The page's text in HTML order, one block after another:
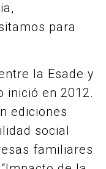
para
la Esade y
inició en 2012.
ediciones
social
familiares